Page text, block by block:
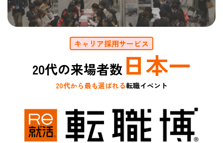
キャリア採用サービス
20代の来場者数 日本一
20代から最も選ばれる転職イベント